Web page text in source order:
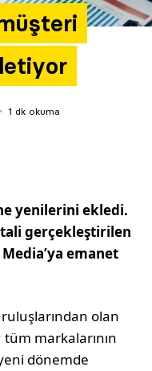
1 dk okuma
yenilerini ekledi.
gerçekleştirilen
emanet
olan
tüm markalarının
dönemde